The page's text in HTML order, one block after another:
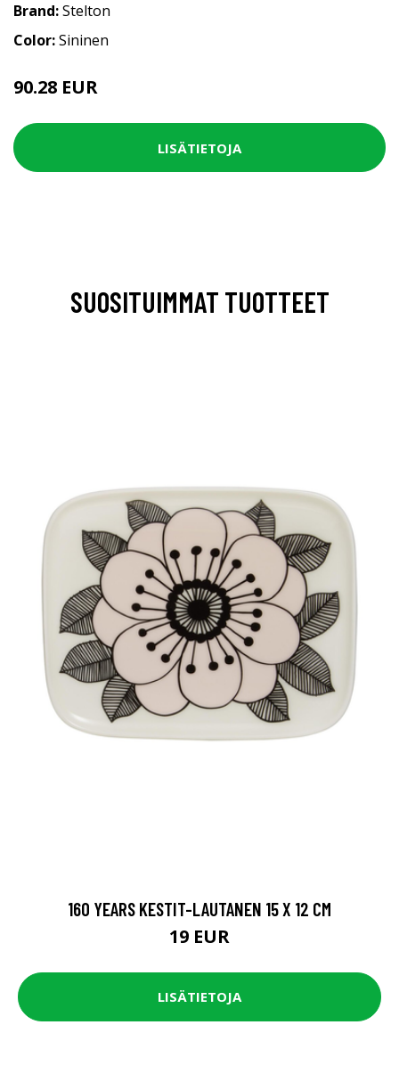
Brand:Stelton
Color:Sininen
90.28 EUR
LISÄTIETOJA
SUOSITUIMMAT TUOTTEET
160 YEARS KESTIT-LAUTANEN 15 X 12 CM
19 EUR
LISÄTIETOJA